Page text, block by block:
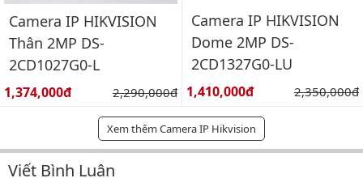
Camera IP HIKVISION
Thân 2MP DS-
2CD1027G0-L
Giá bán:
1,374,000đ Giá gốc:
2,290,000đ
Camera IP HIKVISION
Dome 2MP DS-
2CD1327G0-LU
Giá bán:
1,410,000đ Giá gốc:
2,350,000đ
Xem thêm Camera IP Hikvision
Viết Bình Luận